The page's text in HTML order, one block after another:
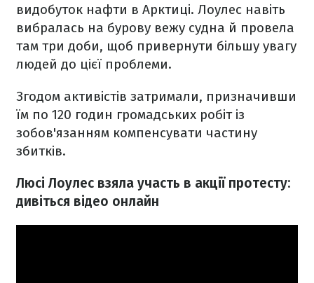
видобуток нафти в Арктиці. Лоулес навіть
вибралась на бурову вежу судна й провела
там три доби, щоб привернути більшу увагу
людей до цієї проблеми.
Згодом активістів затримали, призначивши
їм по 120 годин громадських робіт із
зобов'язанням компенсувати частину
збитків.
Люсі Лоулес взяла участь в акції протесту:
дивіться відео онлайн